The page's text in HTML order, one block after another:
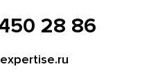
28 86